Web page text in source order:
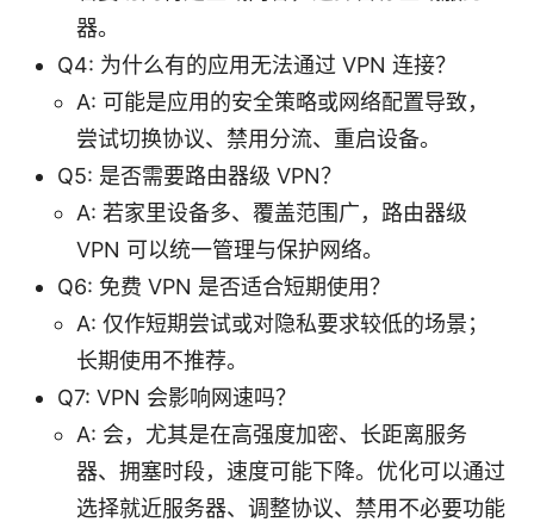
器。
Q4: 为什么有的应用无法通过 VPN 连接？
A: 可能是应用的安全策略或网络配置导致，
尝试切换协议、禁用分流、重启设备。
Q5: 是否需要路由器级 VPN？
A: 若家里设备多、覆盖范围广，路由器级
VPN 可以统一管理与保护网络。
Q6: 免费 VPN 是否适合短期使用？
A: 仅作短期尝试或对隐私要求较低的场景；
长期使用不推荐。
Q7: VPN 会影响网速吗？
A: 会，尤其是在高强度加密、长距离服务
器、拥塞时段，速度可能下降。优化可以通过
选择就近服务器、调整协议、禁用不必要功能